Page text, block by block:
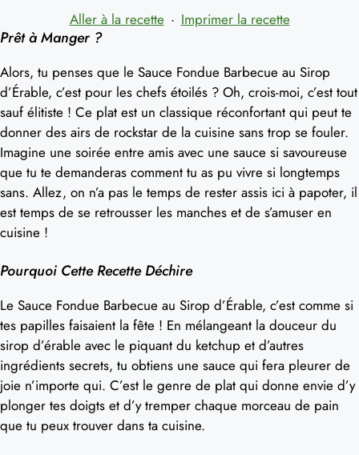
Aller à la recette · Imprimer la recette
Prêt à Manger ?
Alors, tu penses que le Sauce Fondue Barbecue au Sirop
d’Érable, c’est pour les chefs étoilés ? Oh, crois-moi, c’est tout
sauf élitiste ! Ce plat est un classique réconfortant qui peut te
donner des airs de rockstar de la cuisine sans trop se fouler.
Imagine une soirée entre amis avec une sauce si savoureuse
que tu te demanderas comment tu as pu vivre si longtemps
sans. Allez, on n’a pas le temps de rester assis ici à papoter, il
est temps de se retrousser les manches et de s’amuser en
cuisine !
Pourquoi Cette Recette Déchire
Le Sauce Fondue Barbecue au Sirop d’Érable, c’est comme si
tes papilles faisaient la fête ! En mélangeant la douceur du
sirop d’érable avec le piquant du ketchup et d’autres
ingrédients secrets, tu obtiens une sauce qui fera pleurer de
joie n’importe qui. C’est le genre de plat qui donne envie d’y
plonger tes doigts et d’y tremper chaque morceau de pain
que tu peux trouver dans ta cuisine.